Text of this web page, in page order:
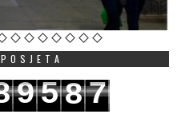
9587